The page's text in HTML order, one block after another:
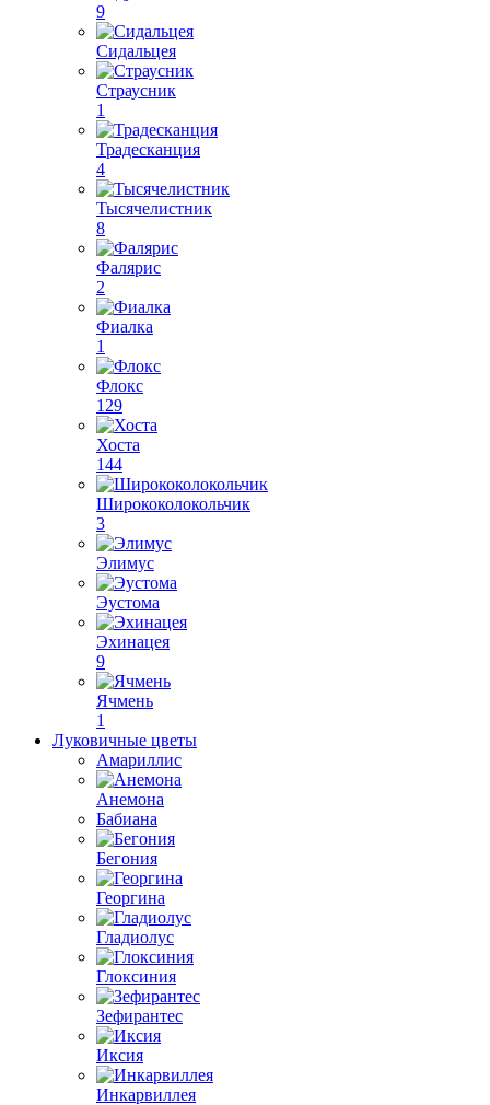
9
Сидальцея
Страусник
1
Традесканция
4
Тысячелистник
8
Фалярис
2
Фиалка
1
Флокс
129
Хоста
144
Ширококолокольчик
3
Элимус
Эустома
Эхинацея
9
Ячмень
1
Луковичные цветы
Амариллис
Анемона
Бабиана
Бегония
Георгина
Гладиолус
Глоксиния
Зефирантес
Иксия
Инкарвиллея